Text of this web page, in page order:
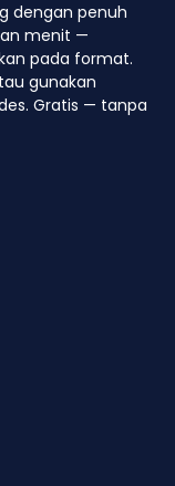
dengan penuh
menit —
pada format.
gunakan
Gratis — tanpa